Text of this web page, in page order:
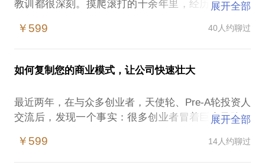
教训都很深刻。摸爬滚打的十余年里，经历了当年炙
行业的探索途中，开辟了近20门内部培训课程，建立
型，报价效率因此提升了上百倍；在杭州从事互联网
创业期间，获得了2013年浙江大学举办的“世界青年创
思考这些年的利弊得失，把它们写成了一卷书。2016
年以来做管理咨询，发现太多创业企业、规模企业、
上市企业内部管理存在各种各样的影响效率提升或客
展开全部
￥599 40人约聊过
如何复制您的商业模式，让公司快速壮大
最近两年，在与众多创业者，天使轮、Pre-A轮投资人
交流后，发现一个事实：很多创业者冒着巨大风险，
入，辛苦探索出产品或者服务成功的商业化路径后，
展开全部
￥599 14人约聊过